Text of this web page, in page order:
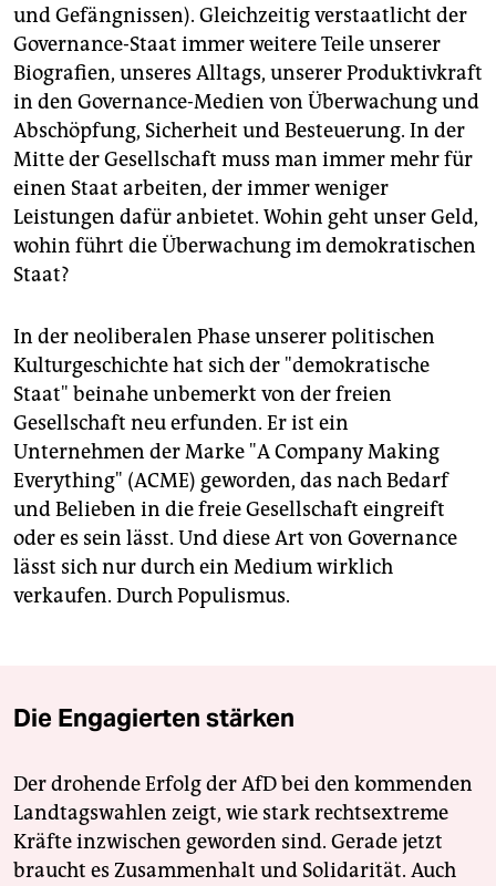
und Gefängnissen). Gleichzeitig verstaatlicht der
Governance-Staat immer weitere Teile unserer
Biografien, unseres Alltags, unserer Produktivkraft
in den Governance-Medien von Überwachung und
Abschöpfung, Sicherheit und Besteuerung. In der
Mitte der Gesellschaft muss man immer mehr für
einen Staat arbeiten, der immer weniger
Leistungen dafür anbietet. Wohin geht unser Geld,
wohin führt die Überwachung im demokratischen
Staat?
In der neoliberalen Phase unserer politischen
Kulturgeschichte hat sich der "demokratische
Staat" beinahe unbemerkt von der freien
Gesellschaft neu erfunden. Er ist ein
Unternehmen der Marke "A Company Making
Everything" (ACME) geworden, das nach Bedarf
und Belieben in die freie Gesellschaft eingreift
oder es sein lässt. Und diese Art von Governance
lässt sich nur durch ein Medium wirklich
verkaufen. Durch Populismus.
Die Engagierten stärken
Der drohende Erfolg der AfD bei den kommenden
Landtagswahlen zeigt, wie stark rechtsextreme
Kräfte inzwischen geworden sind. Gerade jetzt
braucht es Zusammenhalt und Solidarität. Auch